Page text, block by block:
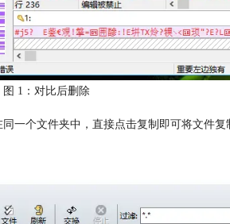
图 1：对比后删除
个文件夹中，直接点击复制即可将文件